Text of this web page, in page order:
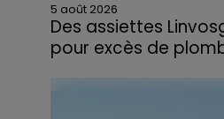
5 août 2026
Des assiettes
pour excès de